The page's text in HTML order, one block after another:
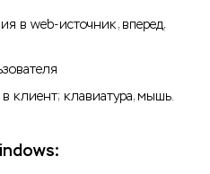
в web-источник, вперед,
клиент; клавиатура, мышь.